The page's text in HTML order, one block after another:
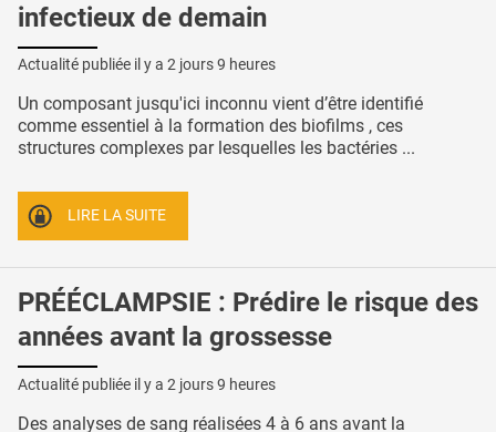
infectieux de demain
Actualité publiée il y a 2 jours 9 heures
Un composant jusqu'ici inconnu vient d’être identifié
comme essentiel à la formation des biofilms , ces
structures complexes par lesquelles les bactéries ...
LIRE LA SUITE
PRÉÉCLAMPSIE : Prédire le risque des
années avant la grossesse
Actualité publiée il y a 2 jours 9 heures
Des analyses de sang réalisées 4 à 6 ans avant la